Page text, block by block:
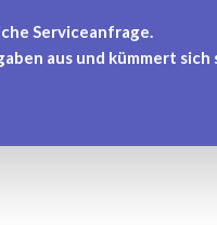
Serviceanfrage.
aus und kümmert sich